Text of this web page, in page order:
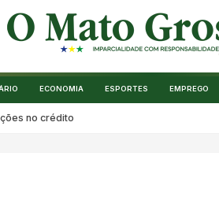
ECONOMIA ESPORTES EMPREGO
no crédito